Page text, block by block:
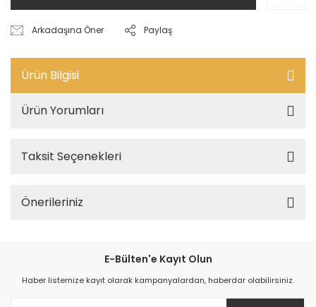
Arkadaşına Öner Paylaş
Ürün Bilgisi
Ürün Yorumları
Taksit Seçenekleri
Önerileriniz
E-Bülten'e Kayıt Olun
Haber listemize kayıt olarak kampanyalardan, haberdar olabilirsiniz.